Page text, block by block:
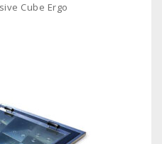
Cube Ergo